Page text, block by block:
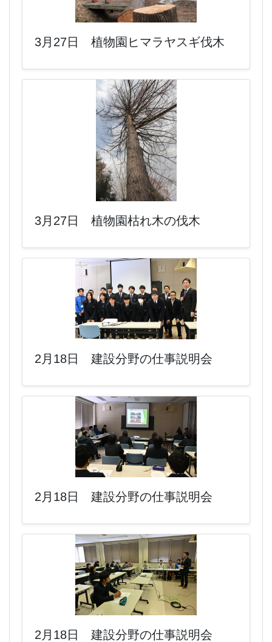
3月27日 植物園ヒマラヤスギ伐木
3月27日 植物園枯れ木の伐木
2月18日 建設分野の仕事説明会
2月18日 建設分野の仕事説明会
2月18日 建設分野の仕事説明会